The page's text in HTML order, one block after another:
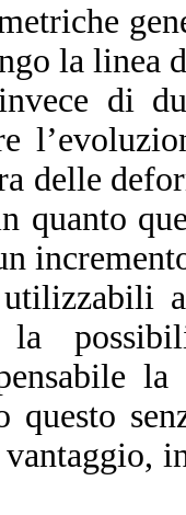
la linea
di
delle
quanto